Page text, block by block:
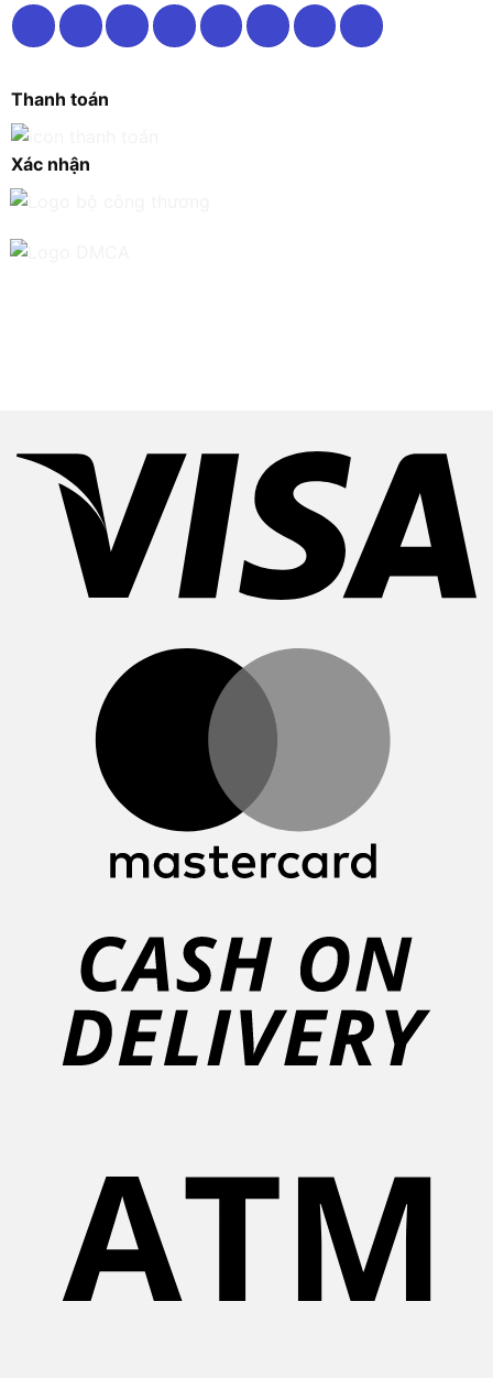
Thanh toán
Xác nhận